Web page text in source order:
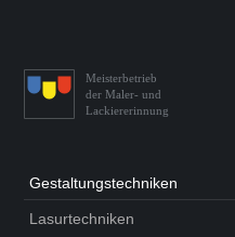
Meisterbetrieb
der Maler- und
Lackiererinnung
Gestaltungs­techniken
Lasurtechniken